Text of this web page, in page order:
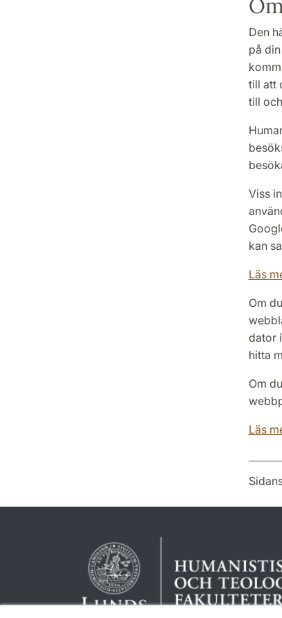
Den
på
till att
till
Viss
kan
Läs
Om
dator
hitta
Om
Läs